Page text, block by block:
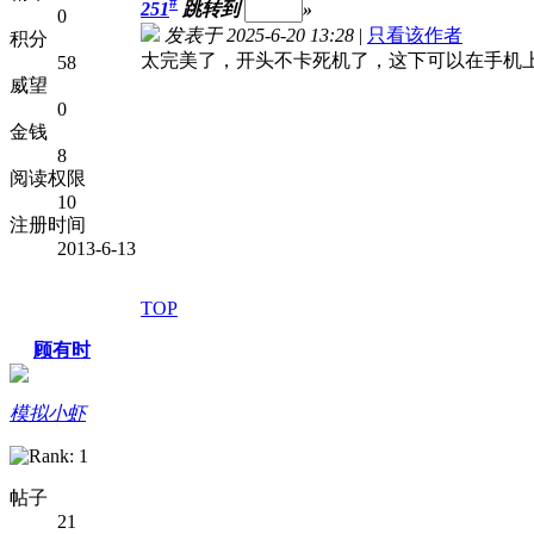
0
积分
58
威望
0
金钱
8
阅读权限
10
注册时间
2013-6-13
251 跳转到
»
发表于 2025-6-20 13:28 | 只看该作者
太完美了，开头不卡死机了，这下可以在手机
TOP
顾有时
模拟小虾
帖子
21